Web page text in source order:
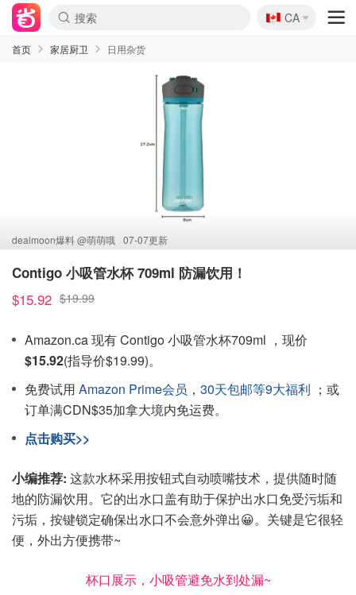
🇨🇦
CA
首页 家居厨卫 日用杂货
dealmoon爆料 @萌萌哦 07-07更新
Contigo 小吸管水杯 709ml 防漏饮用！
$15.92 $19.99
Amazon.ca 现有 Contigo 小吸管水杯709ml ，现价
$15.92(指导价$19.99)。
免费试用 Amazon Prime会员 ， 30天包邮等9大福利 ；或
订单满CDN$35加拿大境内免运费。
点击购买>>
小编推荐: 这款水杯采用按钮式自动喷嘴技术，提供随时随
地的防漏饮用。它的出水口盖有助于保护出水口免受污垢和
污垢，按键锁定确保出水口不会意外弹出😀。关键是它很轻
便，外出方便携带~
杯口展示，小吸管避免水到处漏~